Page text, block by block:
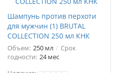
Шампунь против перхоти
для мужчин (1) BRUTAL
COLLECTION 250 мл КНК
Объем: 250 мл
Срок
годности: 24 мес